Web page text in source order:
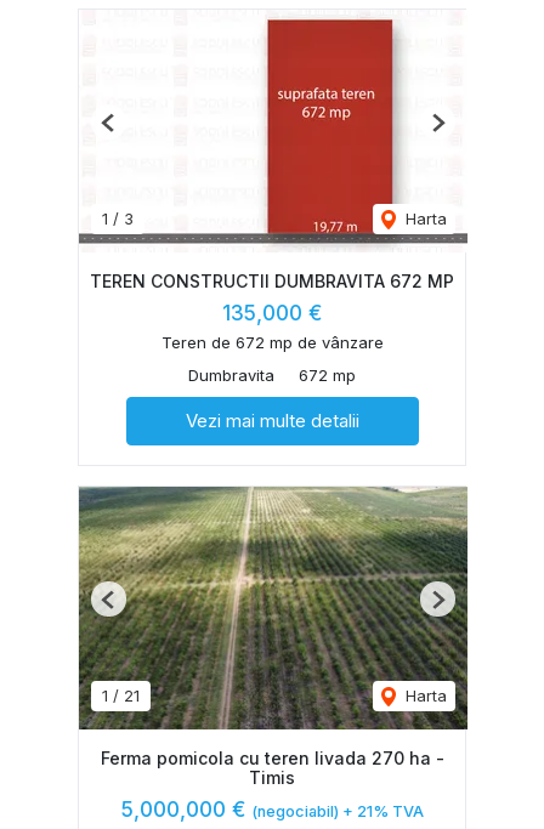
1 / 3 Harta
Previous Next
TEREN CONSTRUCTII DUMBRAVITA 672 MP
135,000 €
Teren de 672 mp de vânzare
Dumbravita
672 mp
Vezi mai multe detalii
1 / 21 Harta
Previous Next
Ferma pomicola cu teren livada 270 ha -
Timis
5,000,000 € (negociabil) + 21% TVA